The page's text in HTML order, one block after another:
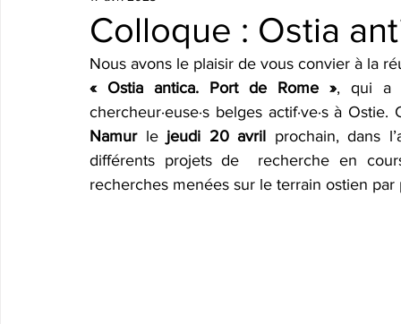
Colloque : Ostia
Nous avons le plaisir de vous convier à la
« Ostia antica. Port de Rome », qui a
chercheur·euse·s belges actif·ve·s à
Namur le jeudi 20 avril prochain, dans
différents projets de  recherche en
recherches menées sur le terrain ostien par